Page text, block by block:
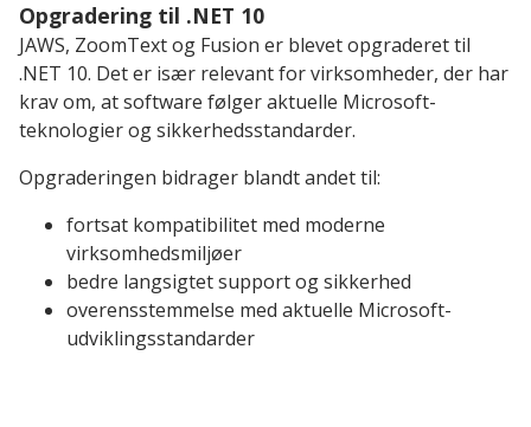
Opgradering til .NET 10
JAWS, ZoomText og Fusion er blevet opgraderet til
.NET 10. Det er især relevant for virksomheder, der har
krav om, at software følger aktuelle Microsoft-
teknologier og sikkerhedsstandarder.
Opgraderingen bidrager blandt andet til:
fortsat kompatibilitet med moderne
virksomhedsmiljøer
bedre langsigtet support og sikkerhed
overensstemmelse med aktuelle Microsoft-
udviklingsstandarder